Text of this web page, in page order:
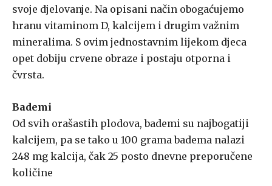
svoje djelovanje. Na opisani način obogaćujemo
hranu vitaminom D, kalcijem i drugim važnim
mineralima. S ovim jednostavnim lijekom djeca
opet dobiju crvene obraze i postaju otporna i
čvrsta.
Bademi
Od svih orašastih plodova, bademi su najbogatiji
kalcijem, pa se tako u 100 grama badema nalazi
248 mg kalcija, čak 25 posto dnevne preporučene
količine